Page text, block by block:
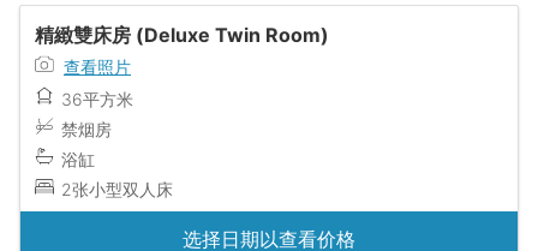
精緻雙床房 (Deluxe Twin Room)
查看照片
36平方米
禁烟房
浴缸
2张小型双人床
选择日期以查看价格